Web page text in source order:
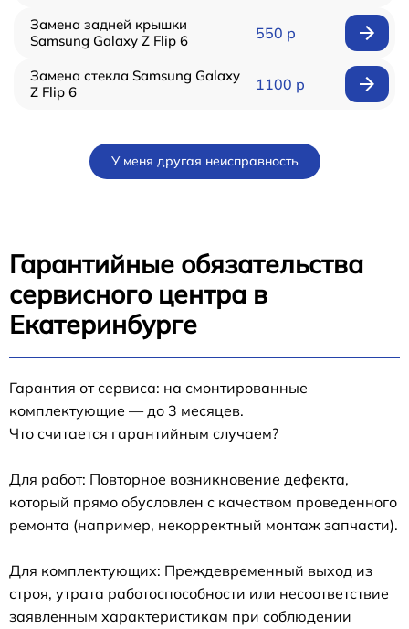
Замена задней крышки
Samsung Galaxy Z Flip 6
550 р
Замена стекла Samsung Galaxy
Z Flip 6
1100 р
У меня другая неисправность
Гарантийные обязательства
сервисного центра в
Екатеринбурге
Гарантия от сервиса: на смонтированные
комплектующие — до 3 месяцев.
Что считается гарантийным случаем?
Для работ: Повторное возникновение дефекта,
который прямо обусловлен с качеством проведенного
ремонта (например, некорректный монтаж запчасти).
Для комплектующих: Преждевременный выход из
строя, утрата работоспособности или несоответствие
заявленным характеристикам при соблюдении